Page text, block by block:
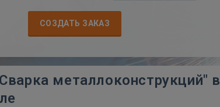
СОЗДАТЬ ЗАКАЗ
металлоконструкций" в